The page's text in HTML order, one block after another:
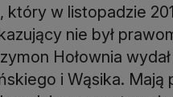
w listopadzie
nie był
Hołownia
i Wąsika. Mają